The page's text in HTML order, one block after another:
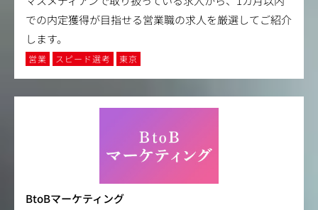
での内定獲得が目指せる営業職の求人を厳選してご紹介
します。
営業 スピード選考 東京
BtoBマーケティング